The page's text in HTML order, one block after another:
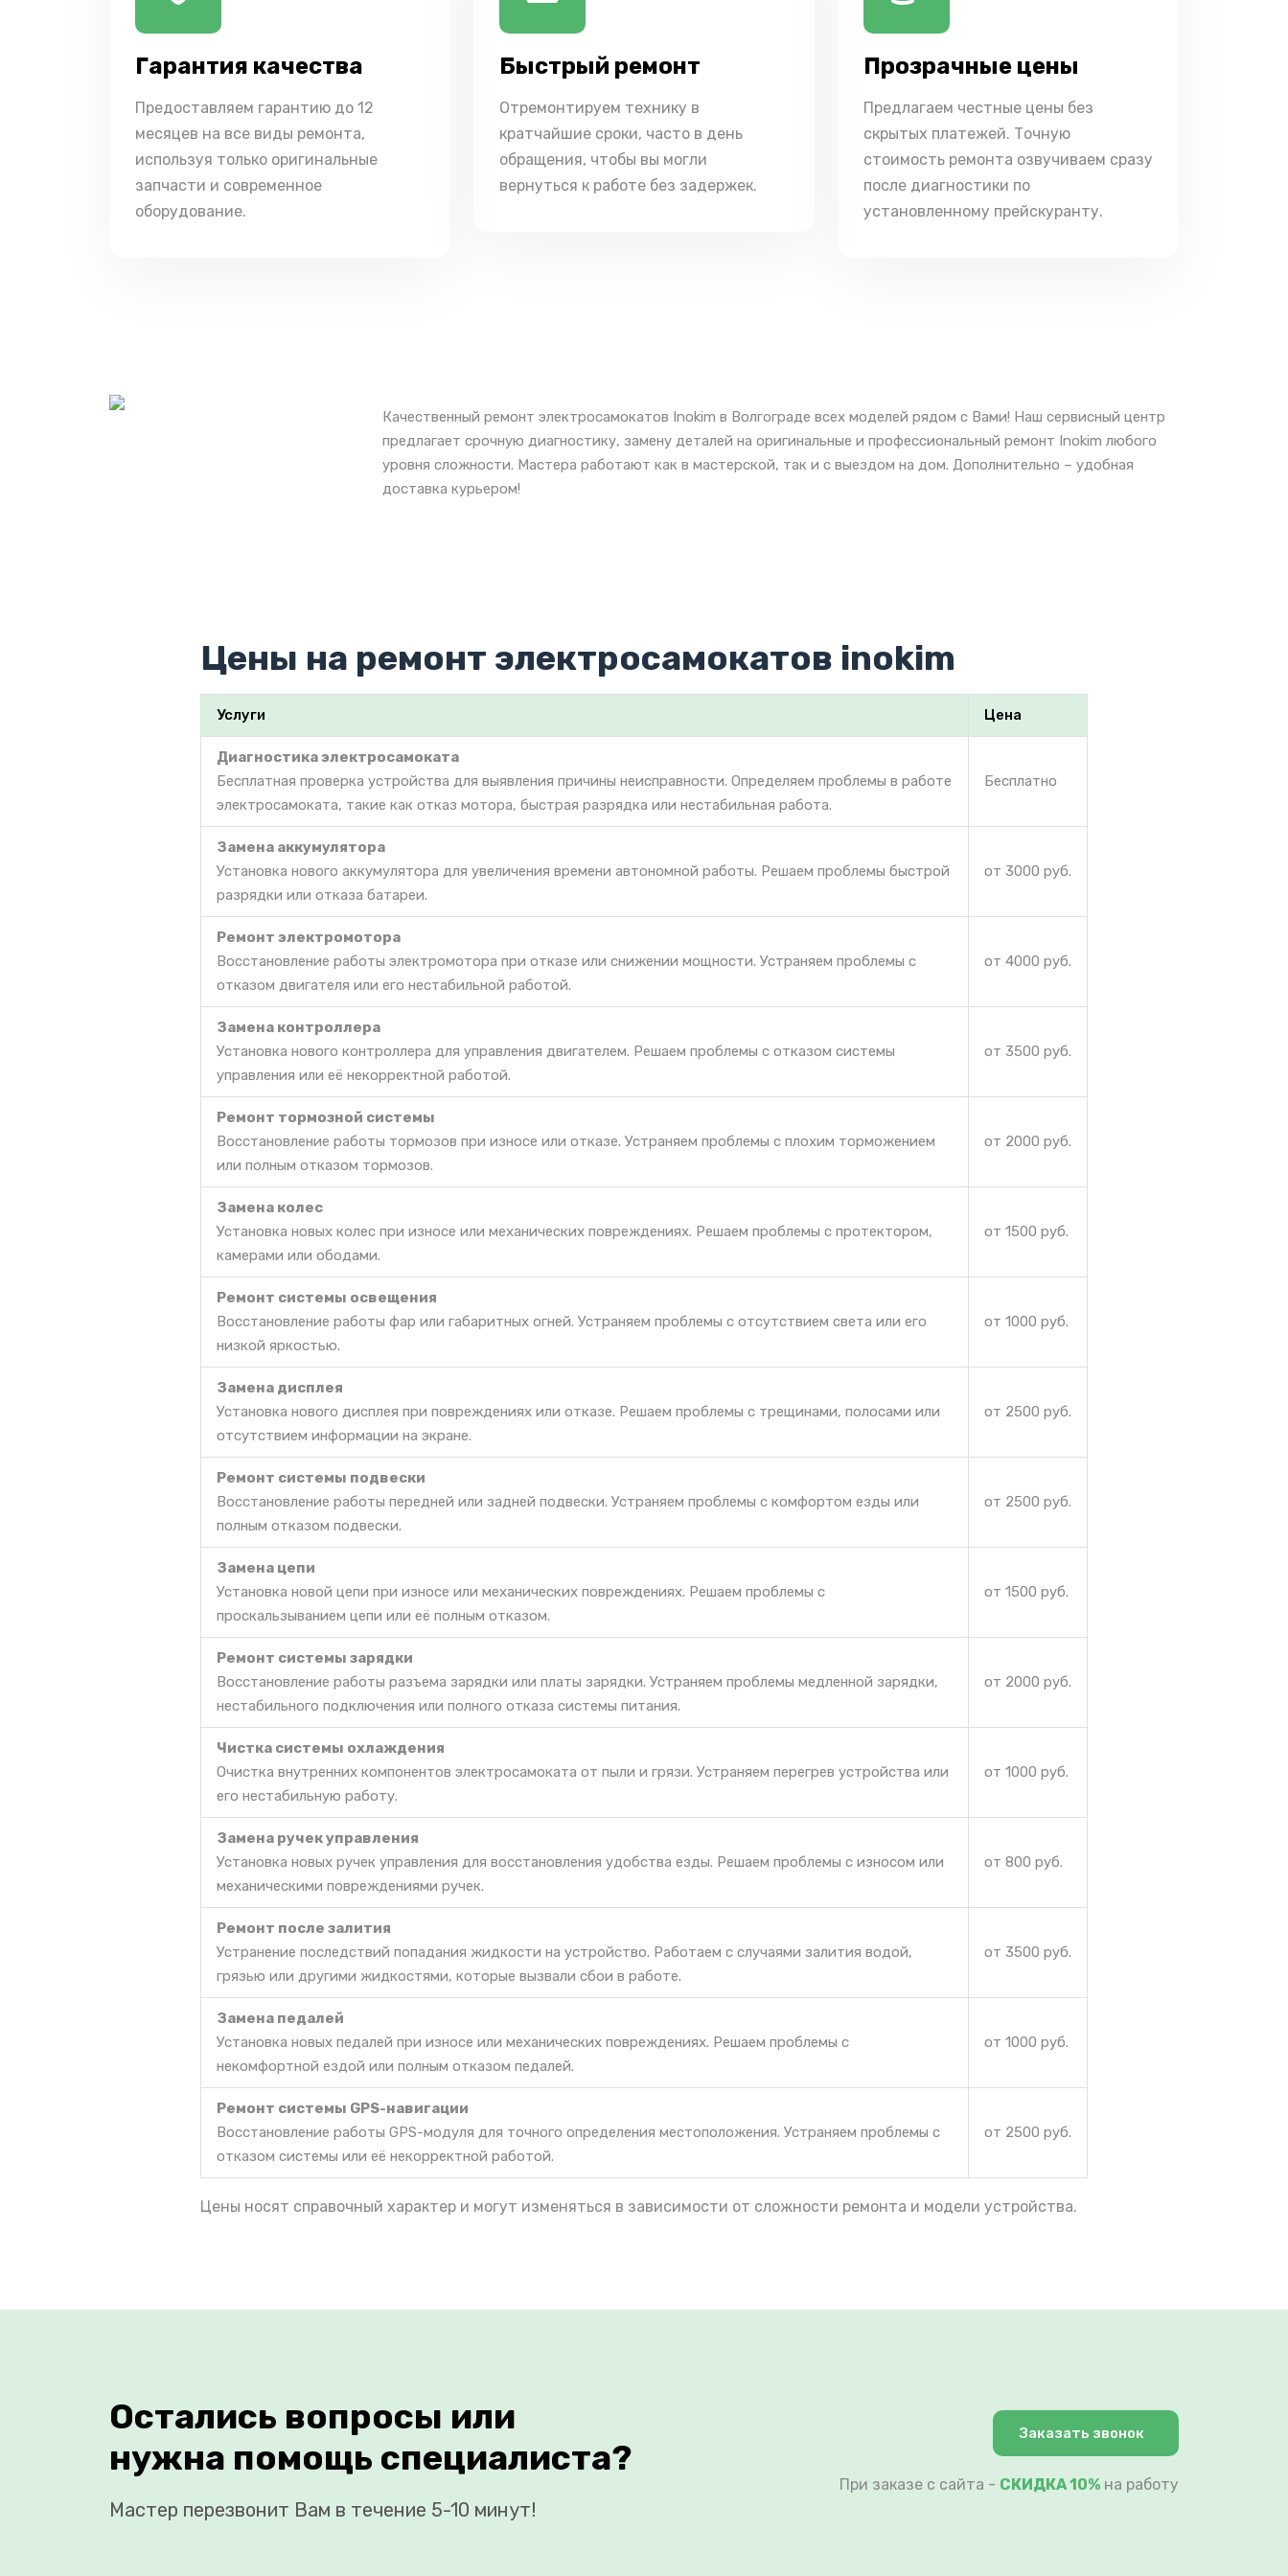
Гарантия качества
Предоставляем гарантию до 12
месяцев на все виды ремонта,
используя только оригинальные
запчасти и современное
оборудование.
Быстрый ремонт
Отремонтируем технику в
кратчайшие сроки, часто в день
обращения, чтобы вы могли
вернуться к работе без задержек.
Прозрачные цены
Предлагаем честные цены без
скрытых платежей. Точную
стоимость ремонта озвучиваем сразу
после диагностики по
установленному прейскуранту.
Качественный ремонт электросамокатов Inokim в Волгограде всех моделей рядом с Вами! Наш сервисный центр
предлагает срочную диагностику, замену деталей на оригинальные и профессиональный ремонт Inokim любого
уровня сложности. Мастера работают как в мастерской, так и с выездом на дом. Дополнительно – удобная
доставка курьером!
Цены на ремонт электросамокатов inokim
Услуги Цена
Диагностика электросамоката
Бесплатная проверка устройства для выявления причины неисправности. Определяем проблемы в работе
электросамоката, такие как отказ мотора, быстрая разрядка или нестабильная работа.
Бесплатно
Замена аккумулятора
Установка нового аккумулятора для увеличения времени автономной работы. Решаем проблемы быстрой
разрядки или отказа батареи.
от 3000 руб.
Ремонт электромотора
Восстановление работы электромотора при отказе или снижении мощности. Устраняем проблемы с
отказом двигателя или его нестабильной работой.
от 4000 руб.
Замена контроллера
Установка нового контроллера для управления двигателем. Решаем проблемы с отказом системы
управления или её некорректной работой.
от 3500 руб.
Ремонт тормозной системы
Восстановление работы тормозов при износе или отказе. Устраняем проблемы с плохим торможением
или полным отказом тормозов.
от 2000 руб.
Замена колес
Установка новых колес при износе или механических повреждениях. Решаем проблемы с протектором,
камерами или ободами.
от 1500 руб.
Ремонт системы освещения
Восстановление работы фар или габаритных огней. Устраняем проблемы с отсутствием света или его
низкой яркостью.
от 1000 руб.
Замена дисплея
Установка нового дисплея при повреждениях или отказе. Решаем проблемы с трещинами, полосами или
отсутствием информации на экране.
от 2500 руб.
Ремонт системы подвески
Восстановление работы передней или задней подвески. Устраняем проблемы с комфортом езды или
полным отказом подвески.
от 2500 руб.
Замена цепи
Установка новой цепи при износе или механических повреждениях. Решаем проблемы с
проскальзыванием цепи или её полным отказом.
от 1500 руб.
Ремонт системы зарядки
Восстановление работы разъема зарядки или платы зарядки. Устраняем проблемы медленной зарядки,
нестабильного подключения или полного отказа системы питания.
от 2000 руб.
Чистка системы охлаждения
Очистка внутренних компонентов электросамоката от пыли и грязи. Устраняем перегрев устройства или
его нестабильную работу.
от 1000 руб.
Замена ручек управления
Установка новых ручек управления для восстановления удобства езды. Решаем проблемы с износом или
механическими повреждениями ручек.
от 800 руб.
Ремонт после залития
Устранение последствий попадания жидкости на устройство. Работаем с случаями залития водой,
грязью или другими жидкостями, которые вызвали сбои в работе.
от 3500 руб.
Замена педалей
Установка новых педалей при износе или механических повреждениях. Решаем проблемы с
некомфортной ездой или полным отказом педалей.
от 1000 руб.
Ремонт системы GPS-навигации
Восстановление работы GPS-модуля для точного определения местоположения. Устраняем проблемы с
отказом системы или её некорректной работой.
от 2500 руб.
Цены носят справочный характер и могут изменяться в зависимости от сложности ремонта и модели устройства.
Остались вопросы или
нужна помощь специалиста?
Мастер перезвонит Вам в течение 5-10 минут!
Заказать звонок
При заказе с сайта - СКИДКА 10% на работу